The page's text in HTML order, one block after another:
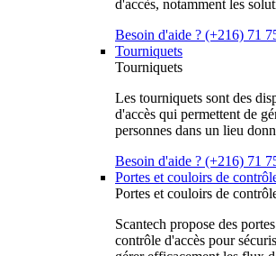
d'accès, notamment les
Besoin d'aide ? (+216) 71
Tourniquets
Tourniquets
Les tourniquets sont des
d'accès qui permettent de
personnes dans un lieu
Besoin d'aide ? (+216) 71
Portes et couloirs de
Portes et couloirs de
Scantech propose des
contrôle d'accès pour